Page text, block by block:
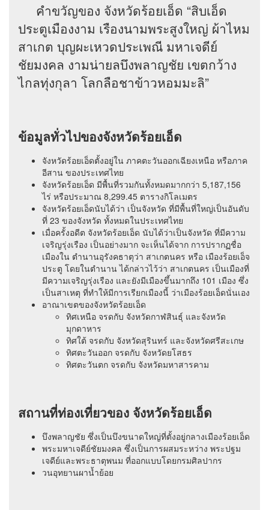
คำขวัญของ จังหวัดร้อยเอ็ด “สิบเอ็ด
ประตูเมืองงาม เรืองนามพระสูงใหญ่ ผ้าไหม
สาเกต บุญผะเหวดประเพณี มหาเจดีย์
ชัยมงคล งามน่ายลบึงพลาญชัย เขตกว้าง
ไกลทุ่งกุลา โลกลือชาข้าวหอมมะลิ”
ข้อมูลทั่วไปของจังหวัดร้อยเอ็ด
จังหวัดร้อยเอ็ดตั้งอยู่ใน ภาคตะวันออกเฉียงเหนือ หรือภาค
อีสาน ของประเทศไทย
จังหวัดร้อยเอ็ด มีพื้นที่รวมกันทั้งหมดมากกว่า 5,187,156
ไร่ หรือประมาณ 8,299.45 ตารางกิโลเมตร
จังหวัดร้อยเอ็ดนับได้ว่า เป็นจังหวัด ที่มีพื้นที่ใหญ่เป็นอันดับ
ที่ 23 ของจังหวัด ทั้งหมดในประเทศไทย
เมื่อครั้งอดีต จังหวัดร้อยเอ็ด นับได้ว่าเป็นจังหวัด ที่มีความ
เจริญรุ่งเรือง เป็นอย่างมาก จะเห็นได้จาก การปรากฏชื่อ
เมืองใน ตำนานอุรังคธาตุว่า สาเกตนคร หรือ เมืองร้อยเอ็จ
ประตู โดยในตำนาน ได้กล่าวไว้ว่า สาเกตนคร เป็นเมืองที่
มีความเจริญรุ่งเรือง และยังมีเมืองขึ้นมากถึง 101 เมือง ซึ่ง
เป็นสาเหตุ ที่ทำให้มีการเรียกเมืองนี้ ว่าเมืองร้อยเอ็ดนั่นเอง
อาณาเขตของจังหวัดร้อยเอ็ด
ทิศเหนือ จรดกับ จังหวัดกาฬสินธุ์ และจังหวัด
มุกดาหาร
ทิศใต้ จรดกับ จังหวัดสุรินทร์ และจังหวัดศรีสะเกษ
ทิศตะวันออก จรดกับ จังหวัดยโสธร
ทิศตะวันตก จรดกับ จังหวัดมหาสารคาม
สถานที่ท่องเที่ยวของ จังหวัดร้อยเอ็ด
บึงพลาญชัย ซึ่งเป็นบึงขนาดใหญ่ที่ตั้งอยู่กลางเมืองร้อยเอ็ด
พระมหาเจดีย์ชัยมงคล ซึ่งเป็นการผสมระหว่าง พระปฐม
เจดีย์และพระธาตุพนม ที่ออกแบบโดยกรมศิลปากร
วนอุทยานผาน้ำย้อย